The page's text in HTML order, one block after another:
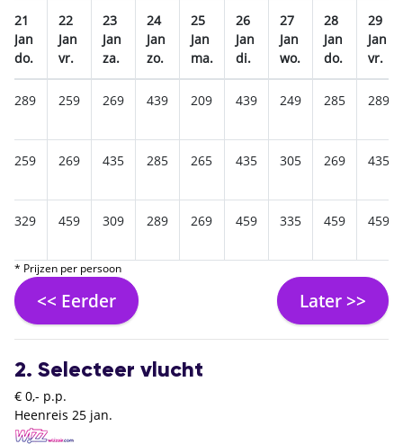
21
Jan
do.
22
Jan
vr.
23
Jan
za.
24
Jan
zo.
25
Jan
ma.
26
Jan
di.
27
Jan
wo.
28
Jan
do.
29
Jan
vr.
289 259 269 439 209 439 249 285 289
259 269 435 285 265 435 305 269 435
329 459 309 289 269 459 335 459 459
* Prijzen per persoon
<< Eerder Later >>
2. Selecteer vlucht
€ 0,- p.p.
Heenreis 25 jan.